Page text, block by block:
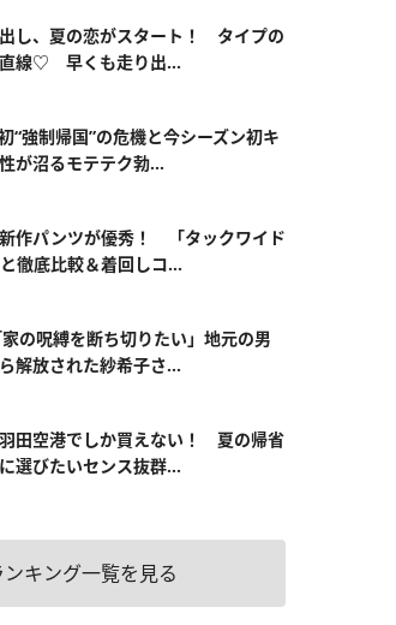
し、夏の恋がスタート！ タイプの
線♡ 早くも走り出...
“強制帰国”の危機と今シーズン初キ
が沼るモテテク勃...
作パンツが優秀！ 「タックワイド
徹底比較＆着回しコ...
家の呪縛を断ち切りたい」地元の男
解放された紗希子さ...
田空港でしか買えない！ 夏の帰省
選びたいセンス抜群...
ンキング一覧を見る